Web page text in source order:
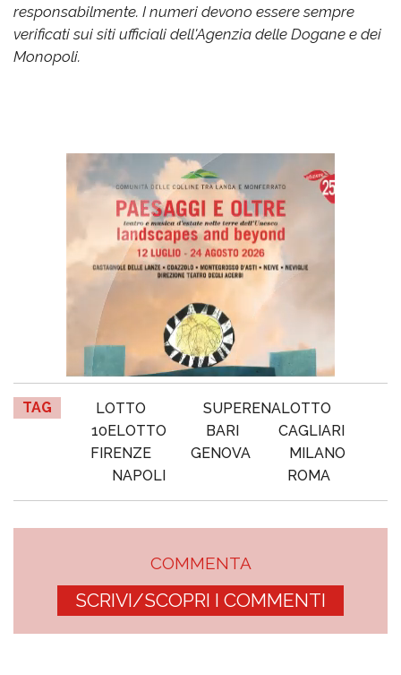
responsabilmente. I numeri devono essere sempre
verificati sui siti ufficiali dell'Agenzia delle Dogane e dei
Monopoli.
TAG LOTTO
SUPERENALOTTO
10ELOTTO
BARI
CAGLIARI
FIRENZE
GENOVA
MILANO
NAPOLI
ROMA
COMMENTA
SCRIVI/SCOPRI I COMMENTI